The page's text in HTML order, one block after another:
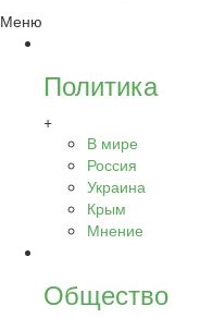
Меню
Политика
+
В мире
Россия
Украина
Крым
Мнение
Общество